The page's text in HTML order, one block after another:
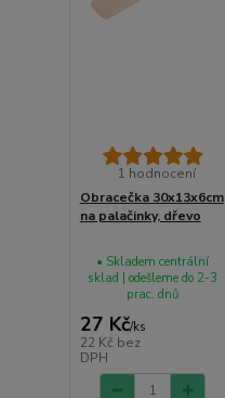
1 hodnocení
Obracečka 30x13x6cm
na palačinky, dřevo
27 Kč/ks
22 Kč bez
DPH
• Skladem centrální
sklad | odešleme do 2-3
prac. dnů